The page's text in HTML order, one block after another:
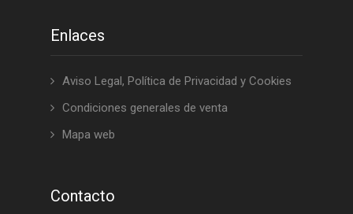
Enlaces
Aviso Legal, Política de Privacidad y Cookies
Condiciones generales de venta
Mapa web
Contacto